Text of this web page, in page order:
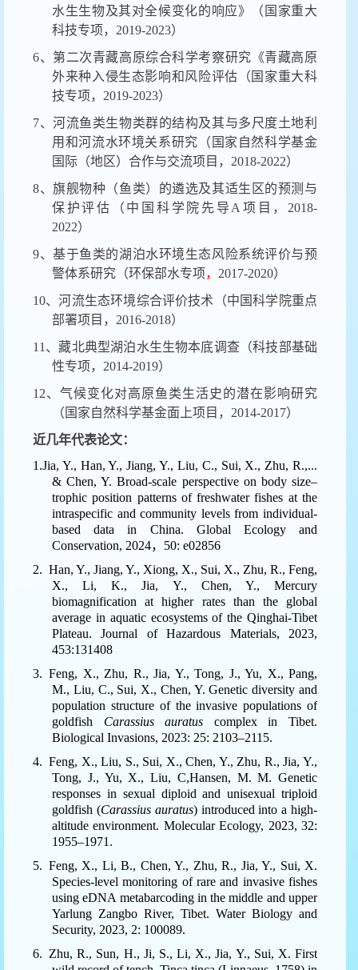
水生生物及其对全候变化的响应》（国家重大
科技专项，2019-2023）
6、第二次青藏高原综合科学考察研究《青藏高原
外来种入侵生态影响和风险评估（国家重大科
技专项，2019-2023）
7、河流鱼类生物类群的结构及其与多尺度土地利
用和河流水环境关系研究（国家自然科学基金
国际（地区）合作与交流项目，2018-2022）
8、旗舰物种（鱼类）的遴选及其适生区的预测与
保护评估（中国科学院先导A项目，2018-
2022）
9、基于鱼类的湖泊水环境生态风险系统评价与预
警体系研究（环保部水专项， 2017-2020）
10、河流生态环境综合评价技术（中国科学院重点
部署项目，2016-2018）
11、藏北典型湖泊水生生物本底调查（科技部基础
性专项，2014-2019）
12、气候变化对高原鱼类生活史的潜在影响研究
（国家自然科学基金面上项目，2014-2017）
近几年代表论文：
1.Jia, Y., Han, Y., Jiang, Y., Liu, C., Sui, X., Zhu, R.,...
& Chen, Y. Broad-scale perspective on body size–
trophic position patterns of freshwater fishes at the
intraspecific and community levels from individual-
based data in China. Global Ecology and
Conservation, 2024，50: e02856
2. Han, Y., Jiang, Y., Xiong, X., Sui, X., Zhu, R., Feng,
X., Li, K., Jia, Y., Chen, Y., Mercury
biomagnification at higher rates than the global
average in aquatic ecosystems of the Qinghai-Tibet
Plateau. Journal of Hazardous Materials, 2023,
453:131408
3. Feng, X., Zhu, R., Jia, Y., Tong, J., Yu, X., Pang,
M., Liu, C., Sui, X., Chen, Y. Genetic diversity and
population structure of the invasive populations of
goldfish Carassius auratus complex in Tibet.
Biological Invasions, 2023: 25: 2103–2115.
4. Feng, X., Liu, S., Sui, X., Chen, Y., Zhu, R., Jia, Y.,
Tong, J., Yu, X., Liu, C,Hansen, M. M. Genetic
responses in sexual diploid and unisexual triploid
goldfish (Carassius auratus) introduced into a high-
altitude environment. Molecular Ecology, 2023, 32:
1955–1971.
5. Feng, X., Li, B., Chen, Y., Zhu, R., Jia, Y., Sui, X.
Species-level monitoring of rare and invasive fishes
using eDNA metabarcoding in the middle and upper
Yarlung Zangbo River, Tibet. Water Biology and
Security, 2023, 2: 100089.
6. Zhu, R., Sun, H., Ji, S., Li, X., Jia, Y., Sui, X. First